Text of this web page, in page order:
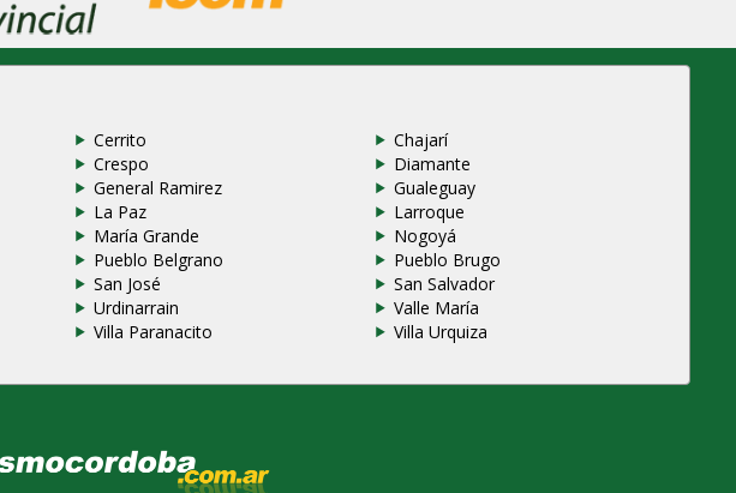
Cerrito
Chajarí
Crespo
Diamante
General Ramirez
Gualeguay
La Paz
Larroque
María Grande
Nogoyá
Pueblo Belgrano
Pueblo Brugo
San José
San Salvador
Urdinarrain
Valle María
Villa Paranacito
Villa Urquiza